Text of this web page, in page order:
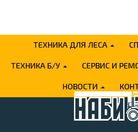
ТЕХНИКА ДЛЯ ЛЕСА
ТЕХНИКА Б/У СЕРВИС И
НОВОСТИ